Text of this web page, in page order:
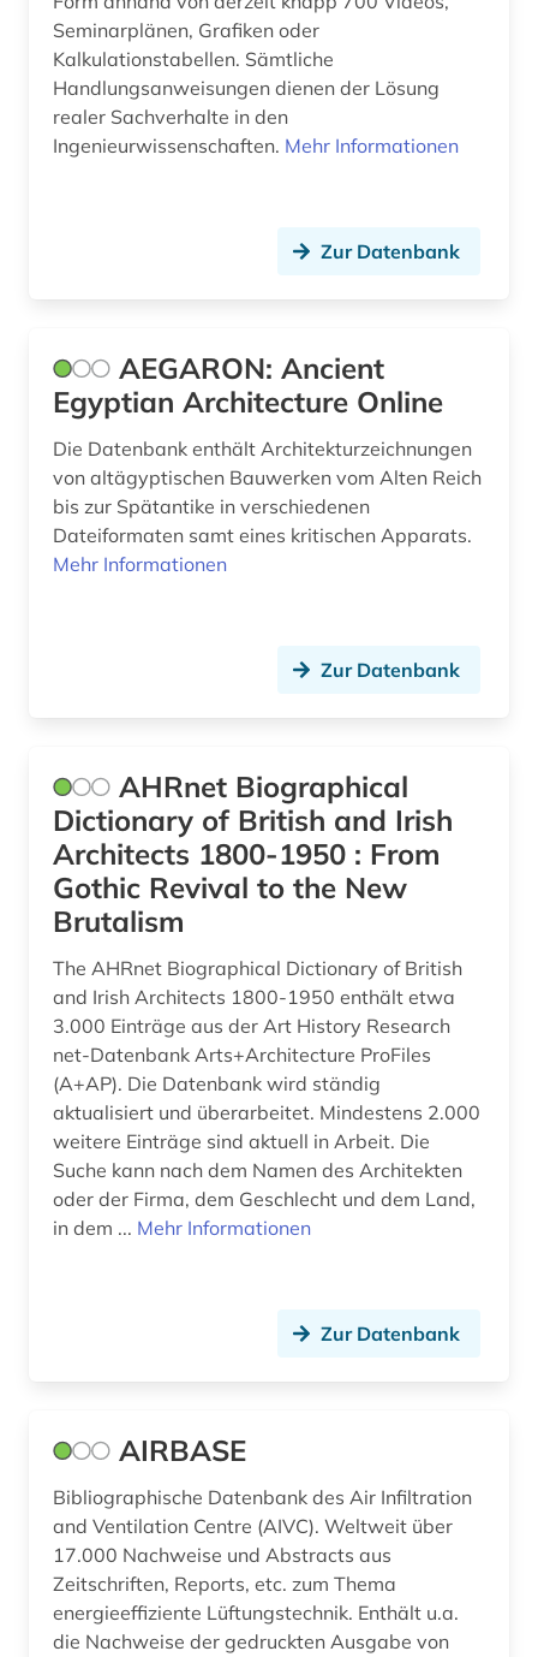
bibliothek (2)
bibliotheksbau (1)
bibliotheksbestand (1)
bilddatenbank (9)
bildliche darstellung (1)
bildnis (1)
bildträger (1)
biographie (7)
biologie (2)
biowissenschaften (1)
boden (2)
bodendenkmal (2)
bodenkunde (2)
bodenschutz (3)
bodenverschmutzung (1)
brandenburg (2)
brandschutz (6)
briefsammlung (1)
buchbestand (1)
building information modeling (1)
bundeswasserstraße (1)
Seminarplänen, Grafiken oder
Kalkulationstabellen. Sämtliche
Handlungsanweisungen dienen der Lösung
realer Sachverhalte in den
Ingenieurwissenschaften. Mehr Informationen
Zur Datenbank
AEGARON: Ancient
Egyptian Architecture Online
Die Datenbank enthält Architekturzeichnungen
von altägyptischen Bauwerken vom Alten Reich
bis zur Spätantike in verschiedenen
Dateiformaten samt eines kritischen Apparats.
Mehr Informationen
Zur Datenbank
AHRnet Biographical
Dictionary of British and Irish
Architects 1800-1950 : From
Gothic Revival to the New
Brutalism
The AHRnet Biographical Dictionary of British
and Irish Architects 1800-1950 enthält etwa
3.000 Einträge aus der Art History Research
net-Datenbank Arts+Architecture ProFiles
(A+AP). Die Datenbank wird ständig
aktualisiert und überarbeitet. Mindestens 2.000
weitere Einträge sind aktuell in Arbeit. Die
Suche kann nach dem Namen des Architekten
oder der Firma, dem Geschlecht und dem Land,
in dem ... Mehr Informationen
Zur Datenbank
AIRBASE
Bibliographische Datenbank des Air Infiltration
and Ventilation Centre (AIVC). Weltweit über
17.000 Nachweise und Abstracts aus
Zeitschriften, Reports, etc. zum Thema
energieeffiziente Lüftungstechnik. Enthält u.a.
die Nachweise der gedruckten Ausgabe von